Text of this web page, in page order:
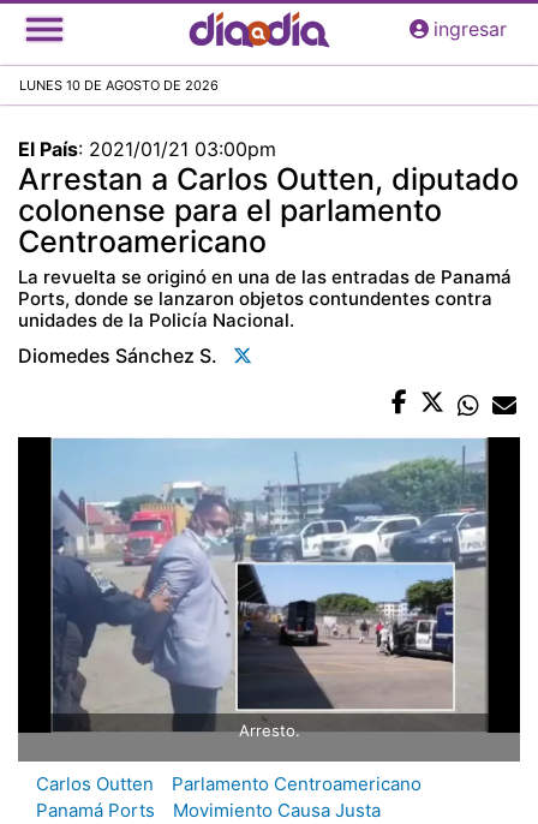
Pasar
al
principal
ingresar
LUNES 10 DE AGOSTO DE 2026
El País: 2021/01/21 03:00pm
Arrestan a Carlos Outten, diputado
colonense para el parlamento
Centroamericano
La revuelta se originó en una de las entradas de Panamá
Ports, donde se lanzaron objetos contundentes contra
unidades de la Policía Nacional.
Diomedes Sánchez S.
Arresto.
Carlos Outten
Parlamento Centroamericano
Panamá Ports
Movimiento Causa Justa